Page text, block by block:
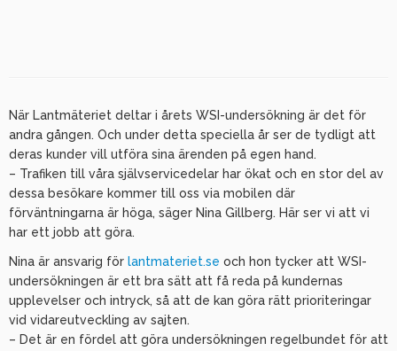
När Lantmäteriet deltar i årets WSI-undersökning är det för
andra gången. Och under detta speciella år ser de tydligt att
deras kunder vill utföra sina ärenden på egen hand.
– Trafiken till våra självservicedelar har ökat och en stor del av
dessa besökare kommer till oss via mobilen där
förväntningarna är höga, säger Nina Gillberg. Här ser vi att vi
har ett jobb att göra.
Nina är ansvarig för lantmateriet.se och hon tycker att WSI-
undersökningen är ett bra sätt att få reda på kundernas
upplevelser och intryck, så att de kan göra rätt prioriteringar
vid vidareutveckling av sajten.
– Det är en fördel att göra undersökningen regelbundet för att